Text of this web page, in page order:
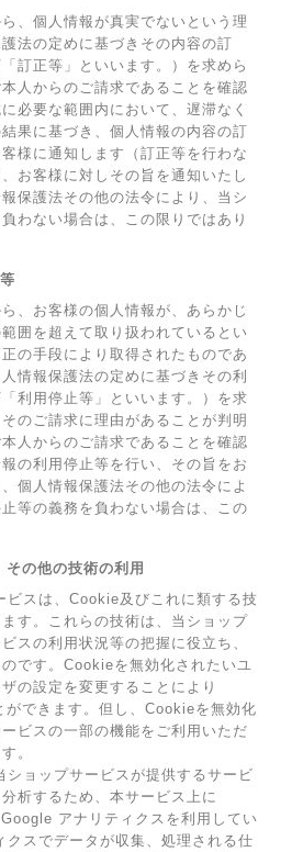
、個人情報が真実でないという理
法の定めに基づきその内容の訂
訂正等」といいます。）を求めら
人からのご請求であることを確認
必要な範囲内において、遅滞なく
果に基づき、個人情報の内容の訂
様に通知します（訂正等を行わな
お客様に対しその旨を通知いたし
保護法その他の法令により、当シ
わない場合は、この限りではあり
、お客様の個人情報が、あらかじ
囲を超えて取り扱われているとい
の手段により取得されたものであ
情報保護法の定めに基づきその利
利用停止等」といいます。）を求
のご請求に理由があることが判明
人からのご請求であることを確認
の利用停止等を行い、その旨をお
個人情報保護法その他の法令によ
等の義務を負わない場合は、この
の他の技術の利用
ビスは、Cookie及びこれに類する技
す。これらの技術は、当ショップ
スの利用状況等の把握に役立ち、
です。Cookieを無効化されたいユ
の設定を変更することにより
できます。但し、Cookieを無効化
ビスの一部の機能をご利用いただ
。
ショップサービスが提供するサービ
析するため、本サービス上に
アナリティクスを利用してい
クスでデータが収集、処理される仕